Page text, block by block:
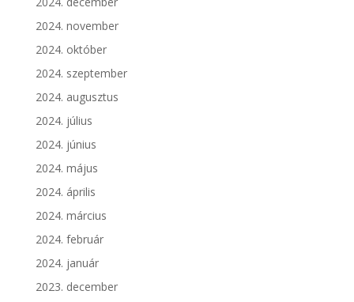
2024. november
2024. október
2024. szeptember
2024. augusztus
2024. július
2024. június
2024. május
2024. április
2024. március
2024. február
2024. január
2023. december